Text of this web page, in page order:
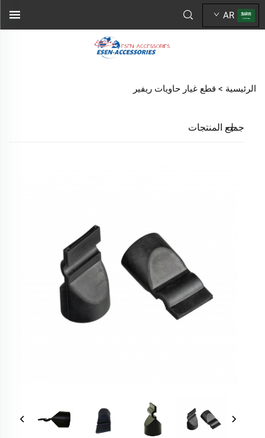
AR
الرئيسية > قطع غيار حاويات ريفير
جميع المنتجات